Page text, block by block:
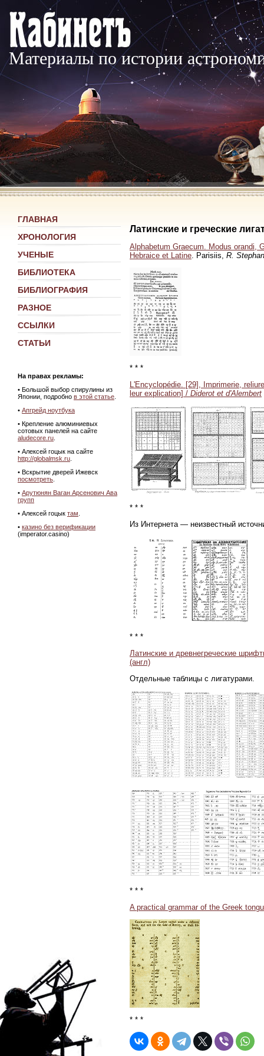
Материалы по истории
ГЛАВНАЯ
ХРОНОЛОГИЯ
УЧЕНЫЕ
БИБЛИОТЕКА
БИБЛИОГРАФИЯ
РАЗНОЕ
ССЫЛКИ
СТАТЬИ
На правах рекламы:
• Большой выбор спирулины из
Японии, подробно в этой статье
• Апгрейд ноутбука
• Крепление алюминиевых
сотовых панелей на сайте
aludecore.ru
• Алексей гоцык на сайте
http://globalmsk.ru
• Вскрытие дверей Ижевск
посмотреть
• Арутюнян Ваган Арсенович Ава
групп
• Алексей гоцык там
• казино без верификации
(imperator.casino)
Латинские и греческие
Alphabetum Graecum. Modus orandi,
Hebraice et Latine . Parisiis, R.
* * *
L'Encyclopédie. [29], Imprimerie,
leur explication] / Diderot et d'Alembert
* * *
Из Интернета — неизвестный
* * *
Латинские и древнегреческие
(англ)
Отдельные таблицы с лигатурами.
* * *
A practical grammar of the Greek
* * *